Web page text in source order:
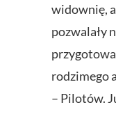
widownię,
pozwalały
rodzimego
– Pilotów.